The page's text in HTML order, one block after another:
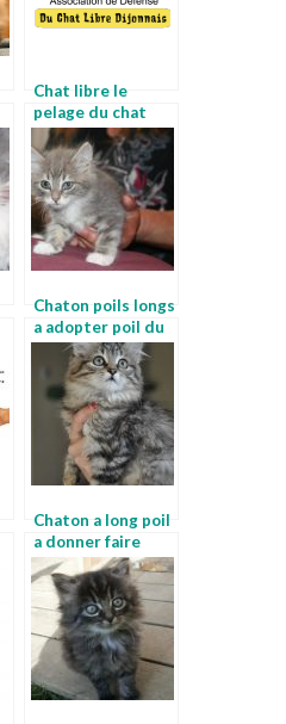
Chat libre le
pelage du chat
Chaton poils longs
a adopter poil du
chat
Chaton a long poil
a donner faire
raser son chat